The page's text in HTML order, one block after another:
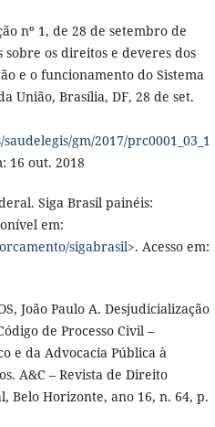
nº 1, de 28 de setembro de
sobre os direitos e deveres dos
e o funcionamento do Sistema
União, Brasília, DF, 28 de set.
gm/2017/prc0001_03_1
16 out. 2018
Siga Brasil painéis:
em:
sigabrasil>. Acesso em:
João Paulo A. Desjudicialização
de Processo Civil –
e da Advocacia Pública à
A&C – Revista de Direito
Belo Horizonte, ano 16, n. 64, p.